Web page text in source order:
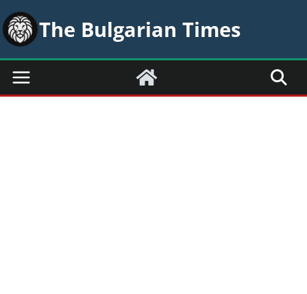
Skip
to
content
The Bulgarian Times